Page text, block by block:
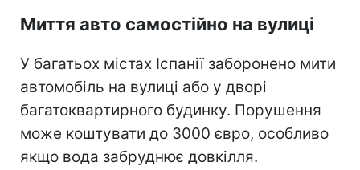
Миття авто самостійно на вулиці
У багатьох містах Іспанії заборонено мити
автомобіль на вулиці або у дворі
багатоквартирного будинку. Порушення
може коштувати до 3000 євро, особливо
якщо вода забруднює довкілля.